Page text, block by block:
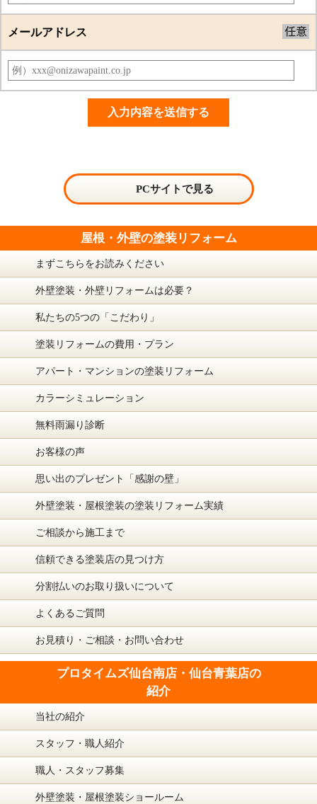
メールアドレス
PCサイトで見る
屋根・外壁の塗装リフォーム
まずこちらをお読みください
外壁塗装・外壁リフォームは必要？
私たちの5つの「こだわり」
塗装リフォームの費用・プラン
アパート・マンションの塗装リフォーム
カラーシミュレーション
無料雨漏り診断
お客様の声
思い出のプレゼント「感謝の壁」
外壁塗装・屋根塗装の塗装リフォーム実績
ご相談から施工まで
信頼できる塗装店の見つけ方
分割払いのお取り扱いについて
よくあるご質問
お見積り・ご相談・お問い合わせ
プロタイムズ仙台南店・仙台青葉店の
紹介
当社の紹介
スタッフ・職人紹介
職人・スタッフ募集
外壁塗装・屋根塗装ショールーム